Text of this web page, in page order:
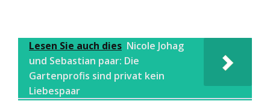
Lesen Sie auch dies Nicole Johag
und Sebastian paar: Die
Gartenprofis sind privat kein
Liebespaar